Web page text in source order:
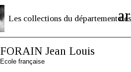
Les collections du département des
FORAIN Jean Louis
Ecole française